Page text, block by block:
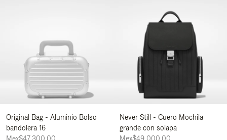
Original Bag - Aluminio Bolso
bandolera 16
Never Still - Cuero Mochila
grande con solapa